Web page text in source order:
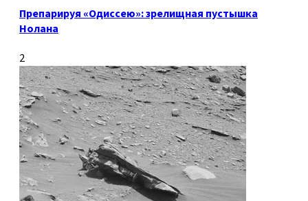
Препарируя «Одиссею»: зрелищная пустышка
Нолана
2